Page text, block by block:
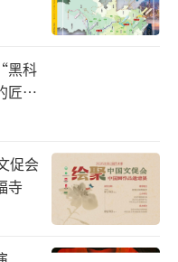
十八宿中的奎木狼
披香殿中侍香的玉
界投胎，于红尘
，投生为宝象国
郎，黄袍怪仍心
之夜乘风而来将她
来，宝象国中秋
中劫数。
黑科
匠心
促会
寺